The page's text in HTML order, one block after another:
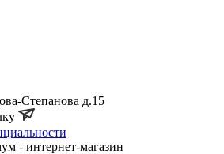
Степанова д.15
- интернет-магазин